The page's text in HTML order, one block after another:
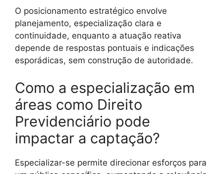
O posicionamento estratégico envolve
planejamento, especialização clara e
continuidade, enquanto a atuação reativa
depende de respostas pontuais e indicações
esporádicas, sem construção de autoridade.
Como a especialização em
áreas como Direito
Previdenciário pode
impactar a captação?
Especializar-se permite direcionar esforços para